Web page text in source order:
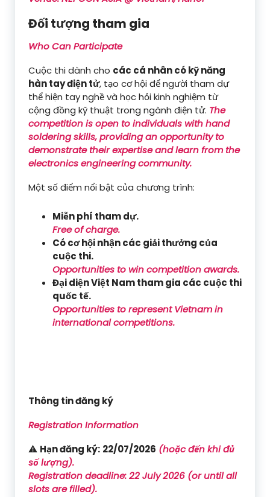
Đối tượng tham gia
Who Can Participate
Cuộc thi dành cho các cá nhân có kỹ năng
hàn tay điện tử, tạo cơ hội để người tham dự
thể hiện tay nghề và học hỏi kinh nghiệm từ
cộng đồng kỹ thuật trong ngành điện tử. The
competition is open to individuals with hand
soldering skills, providing an opportunity to
demonstrate their expertise and learn from the
electronics engineering community.
Một số điểm nổi bật của chương trình:
Miễn phí tham dự.
Free of charge.
Có cơ hội nhận các giải thưởng của
cuộc thi.
Opportunities to win competition awards.
Đại diện Việt Nam tham gia các cuộc thi
quốc tế.
Opportunities to represent Vietnam in
international competitions.
Thông tin đăng ký
Registration Information
⚠️ Hạn đăng ký: 22/07/2026 (hoặc đến khi đủ
số lượng).
Registration deadline: 22 July 2026 (or until all
slots are filled).